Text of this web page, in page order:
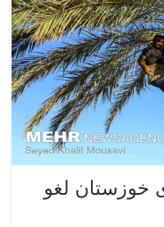
خوزستان لغو